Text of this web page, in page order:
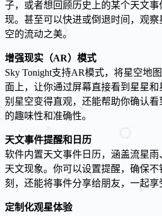
子，或者想回顾历史上的某个天文
现。甚至可以快进或倒退时间，观
空的流动之美。
增强现实（AR）模式
Sky Tonight支持AR模式，将星空地
面上，让你通过屏幕直接看到星星
别星空变得直观，还能帮助你确认
的趣味性和准确性。
天文事件提醒和日历
软件内置天文事件日历，涵盖流星
天文现象。你可以设置提醒，确保
刻，还能将事件分享给朋友，一起享
定制化观星体验